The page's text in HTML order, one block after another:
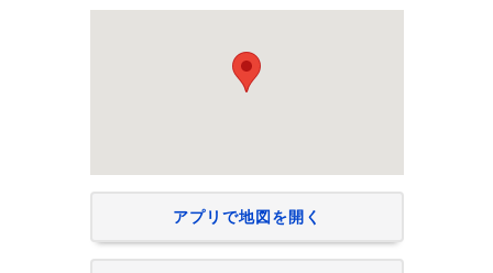
アプリで地図を開く